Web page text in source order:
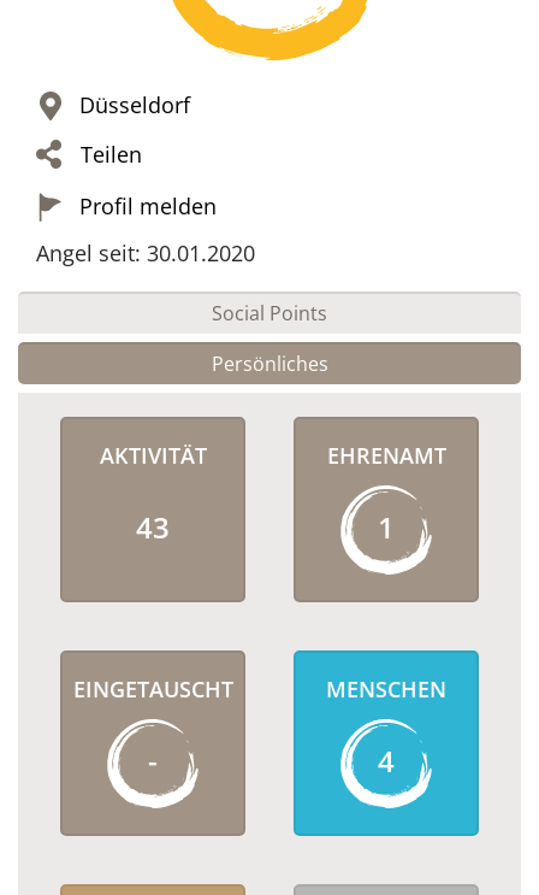
Düsseldorf
Teilen
Profil melden
Angel seit: 30.01.2020
Social Points
Persönliches
AKTIVITÄT
43
EHRENAMT
1
EINGETAUSCHT
-
MENSCHEN
4